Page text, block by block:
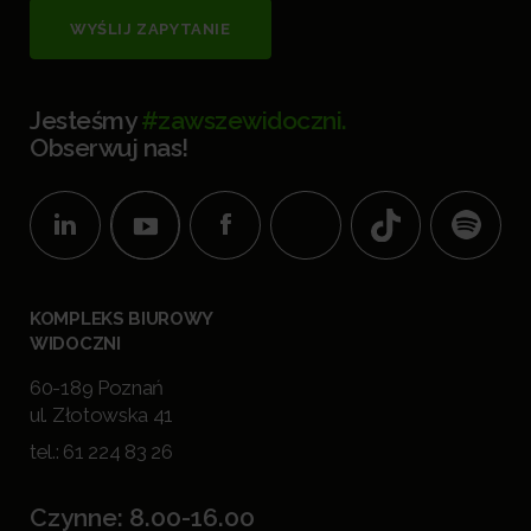
WYŚLIJ ZAPYTANIE
Jesteśmy#zawszewidoczni.
Obserwuj nas!
KOMPLEKS BIUROWY
WIDOCZNI
60-189 Poznań
ul. Złotowska 41
tel.: 61 224 83 26
Czynne: 8.00-16.00